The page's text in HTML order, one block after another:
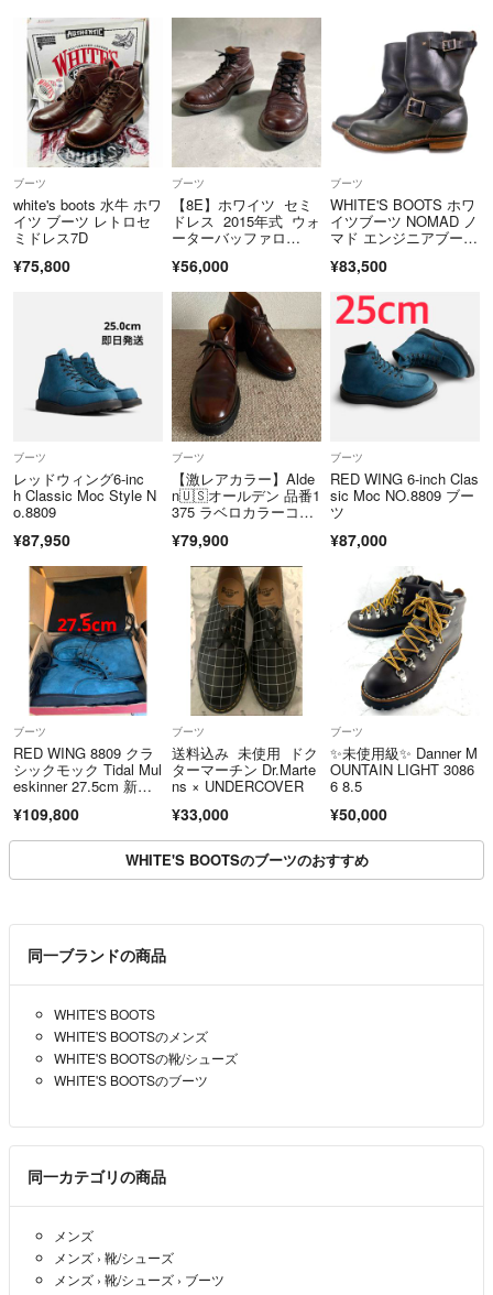
ーツ ブラッククロムエ
クセル 26030745
ブーツ
white's boots 水牛 ホワ
イツ ブーツ レトロセ
ミドレス7D
¥75,800
ブーツ
【8E】ホワイツ セミ
ドレス 2015年式 ウォ
ーターバッファロ
¥56,000
ブーツ
WHITE'S BOOTS ホワ
イツブーツ NOMAD ノ
マド エンジニアブー
30 ダークネイビー 011
8 Size 8 1/2 EE (26.5c
m)
¥83,500
ブーツ
レッドウィング6-inc
h Classic Moc Style N
o.8809
¥87,950
ブーツ
【激レアカラー】Alde
n🇺🇸オールデン 品番1
375 ラベロカラーコー
ツ 6.5E
¥79,900
ブーツ
RED WING 6-inch Clas
sic Moc NO.8809 ブー
ツ
¥87,000
ブーツ
RED WING 8809 クラ
シックモック Tidal Mul
eskinner 27.5cm 新品
¥109,800
ブーツ
送料込み 未使用 ドク
ターマーチン Dr.Marte
ns × UNDERCOVER
¥33,000
ブーツ
✨未使用級✨ Danner M
OUNTAIN LIGHT 3086
6 8.5
¥50,000
WHITE'S BOOTSのブーツのおすすめ
同一ブランドの商品
WHITE'S BOOTS
WHITE'S BOOTSのメンズ
WHITE'S BOOTSの靴/シューズ
WHITE'S BOOTSのブーツ
同一カテゴリの商品
メンズ
メンズ › 靴/シューズ
メンズ › 靴/シューズ › ブーツ